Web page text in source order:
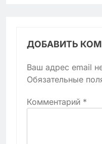
ДОБАВИТЬ
Ваш адрес email
Обязательные
Комментарий *